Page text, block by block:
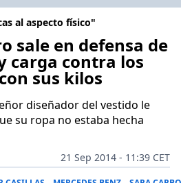
al aspecto físico"
sale en defensa de
carga contra los
sus kilos
diseñador del vestido le
su ropa no estaba hecha
21 Sep 2014 - 11:39 CET